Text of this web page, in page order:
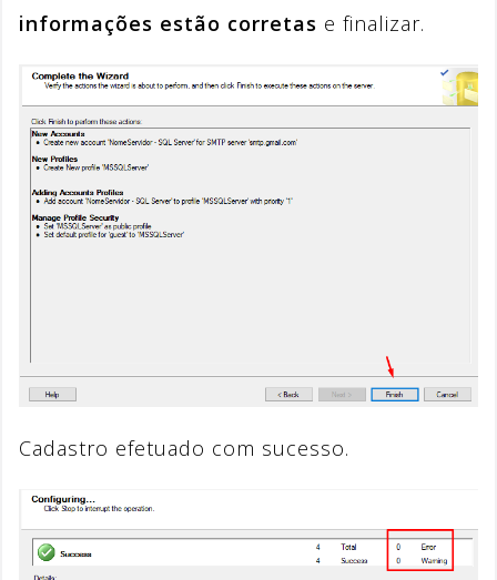
informações estão corretas e finalizar.
Cadastro efetuado com sucesso.